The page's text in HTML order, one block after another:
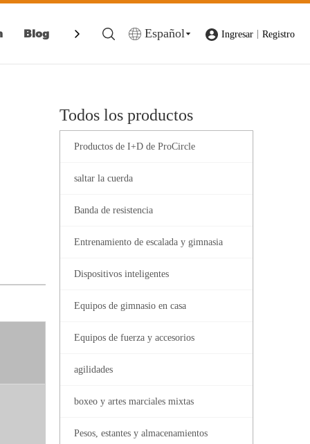
Blog Contáctenos Español Ingresar Registro
Todos los productos
Productos de I+D de ProCircle
saltar la cuerda
Banda de resistencia
Entrenamiento de escalada y gimnasia
Dispositivos inteligentes
Equipos de gimnasio en casa
Equipos de fuerza y ​​accesorios
agilidades
boxeo y artes marciales mixtas
Pesos, estantes y almacenamientos